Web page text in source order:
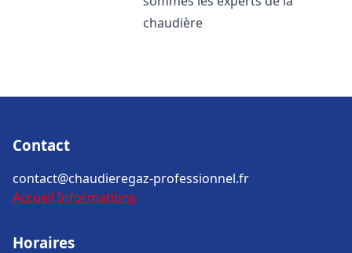
chaudière
Contact
contact@chaudieregaz-professionnel.fr
Accueil Informations
Horaires